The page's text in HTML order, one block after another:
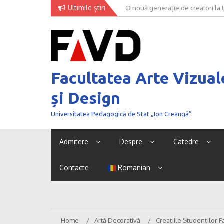
Ultimile știri O nouă generație de creatori la
Facultatea Arte
și Design
Universitatea Pedagogică de Stat „Ion Creangă”
Admitere Despre Catedre
Contacte Romanian
Home Artă Decorativă Creațiile Studenților